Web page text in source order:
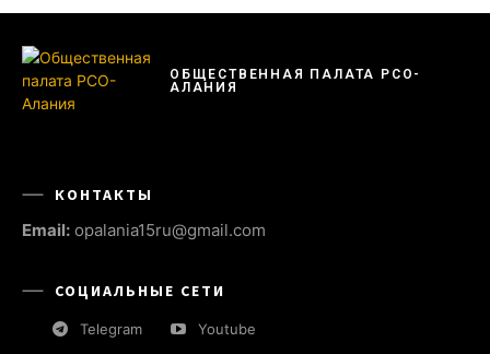
ОБЩЕСТВЕННАЯ ПАЛАТА РСО-
АЛАНИЯ
КОНТАКТЫ
Email: opalania15ru@gmail.com
СОЦИАЛЬНЫЕ СЕТИ
Telegram Youtube